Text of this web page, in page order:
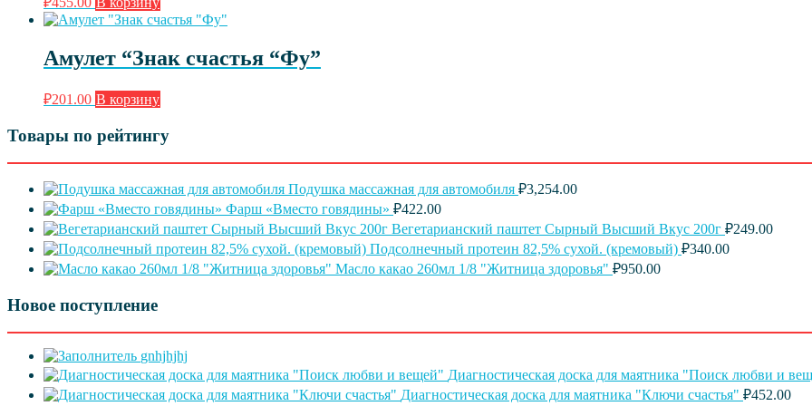
Амулет “Знак счастья “Фу”
₽201.00 В корзину
Товары по рейтингу
Подушка массажная для автомобиля ₽3,254.00
Фарш «Вместо говядины» ₽422.00
Вегетарианский паштет Сырный Высший Вкус 200г ₽249.00
Подсолнечный протеин 82,5% сухой. (кремовый) ₽340.00
Масло какао 260мл 1/8 "Житница здоровья" ₽950.00
Новое поступление
gnhjhjhj
Диагностическая доска для маятника "Поиск любви и
Диагностическая доска для маятника "Ключи счастья" ₽452.00